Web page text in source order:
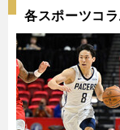
各スポーツコ